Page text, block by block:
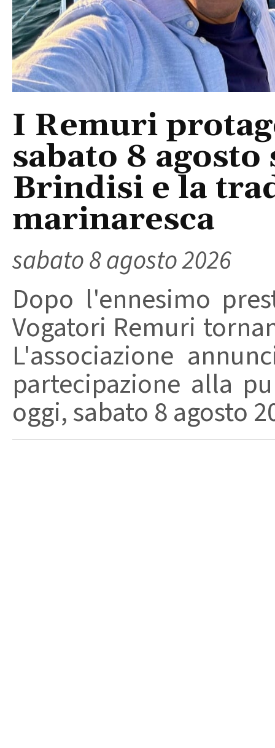
I Remuri
sabato 8
Brindisi e la
marinaresca
sabato 8 agosto 2026
Dopo l'ennesimo
Vogatori Remuri
L'associazione
partecipazione alla
oggi, sabato 8 agosto